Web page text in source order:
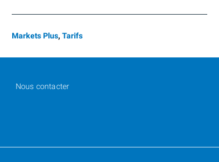
Markets Plus, Tarifs
Nous contacter